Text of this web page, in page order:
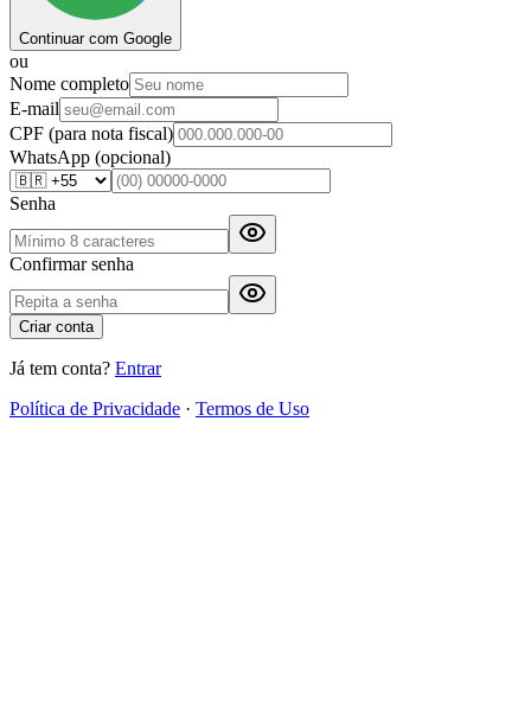
Continuar com Google
ou
Nome completo
E-mail
CPF (para nota fiscal)
WhatsApp (opcional)
Senha
Confirmar senha
Criar conta
Já tem conta? Entrar
Política de Privacidade · Termos de Uso